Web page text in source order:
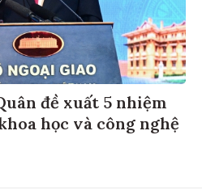
đề xuất 5 nhiệm
học và công nghệ